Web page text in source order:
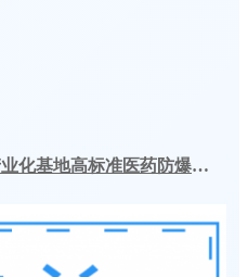
贝达药业（嵊州）创新药产业化基地高标准医药防爆冷库建造工程案例